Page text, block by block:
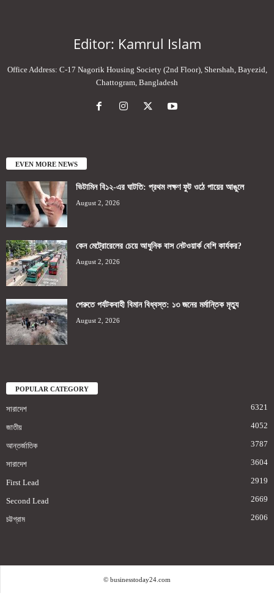
Editor: Kamrul Islam
Office Address: C-17 Nagorik Housing Society (2nd Floor), Shershah, Bayezid,
Chattogram, Bangladesh
EVEN MORE NEWS
ভিটামিন বি১২-এর ঘাটতি: প্রথম লক্ষণ ফুট ওঠে পায়ের আঙুলে
August 2, 2026
কেন মেট্রোরেলের চেয়ে আধুনিক বাস নেটওয়ার্ক বেশি কার্যকর?
August 2, 2026
পেরুতে পর্যটকবাহী বিমান বিধ্বস্ত: ১৩ জনের মর্মান্তিক মৃত্যু
August 2, 2026
POPULAR CATEGORY
সারাদেশ 6321
জাতীয় 4052
আন্তর্জাতিক 3787
সারাদেশ 3604
First Lead 2919
Second Lead 2669
চট্টগ্রাম 2606
© businesstoday24.com